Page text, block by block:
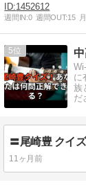
1452612
週間IN:0 週間OUT:15
5
に
族
だ
〓尾崎豊 クイ
11ヶ月前